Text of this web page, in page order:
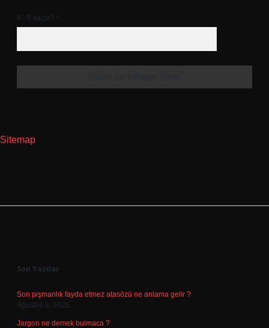
9 - 5 kaçtır? *
Sitemap
Son Yazılar
Son pişmanlık fayda etmez atasözü ne anlama gelir ?
Ağustos 8, 2026
Jargon ne demek bulmaca ?